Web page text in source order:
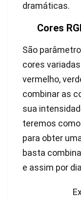
dramáticas.
Cores
São
cores
vermelho,
combinar as
sua
teremos
para obter
basta
e assim por